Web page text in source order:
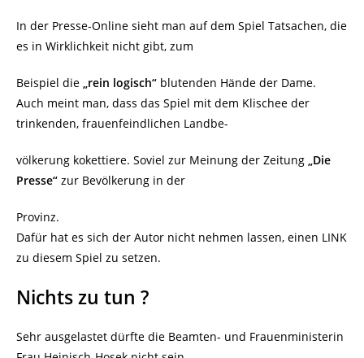
In der Presse-Online sieht man auf dem Spiel Tatsachen, die
es in Wirklichkeit nicht gibt, zum
Beispiel die „rein logisch“ blutenden Hände der Dame.
Auch meint man, dass das Spiel mit dem Klischee der
trinkenden, frauenfeindlichen Landbe-
völkerung kokettiere. Soviel zur Meinung der Zeitung „Die
Presse“ zur Bevölkerung in der
Provinz.
Dafür hat es sich der Autor nicht nehmen lassen, einen LINK
zu diesem Spiel zu setzen.
Nichts zu tun ?
Sehr ausgelastet dürfte die Beamten- und Frauenministerin